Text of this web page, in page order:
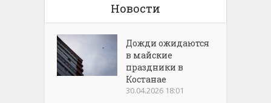
Новости
Дожди ожидаются
в майские
праздники в
Костанае
30.04.2026 18:01